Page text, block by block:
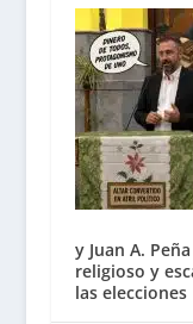
y Juan A.
religioso y
las elecciones